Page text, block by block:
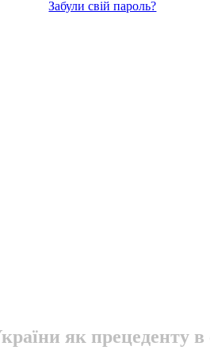
Забули свій пароль?
як прецеденту в